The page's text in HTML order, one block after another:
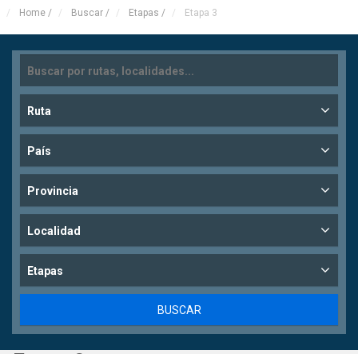
Home / Buscar / Etapas / Etapa 3
Ruta
País
Provincia
Localidad
Etapas